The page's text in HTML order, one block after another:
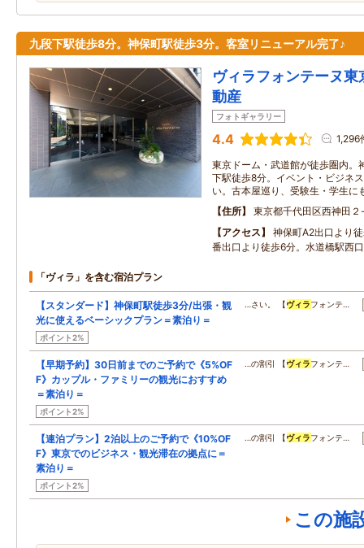
九段下駅徒歩8分。神保町駅徒歩3分。客室リニューアル完了♪
ヴィラフォンテーヌ
動産
フォトギャラリー
4.4 1,296
東京ドーム・武道館が徒歩圏内。
下駅徒歩8分。イベント・ビジネ
い。古本屋巡り、受験生・学生に
住所
東京都千代田区西神田
アクセス
神保町A2出口より
番出口より徒歩6分。水道橋駅西
「ヴィラ」を含む宿泊プラン
【スタンダード】神保町駅徒歩3分/出張・観
光に使えるベーシックプラン＝素泊り＝
ポイント2%
…さい。 【ヴィラフォンテ…
【早期予約】30日前までのご予約で《5%OF
F》カップル・ファミリーの観光におすすめ
＝素泊り＝
ポイント2%
…の割引 【ヴィラフォンテ…
【連泊プラン】2泊以上のご予約で《10%OF
F》東京でのビジネス・観光滞在の拠点に＝
素泊り＝
ポイント2%
…の割引 【ヴィラフォンテ…
この施